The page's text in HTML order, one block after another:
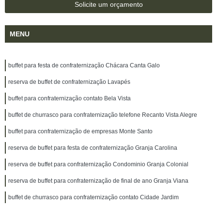
Solicite um orçamento
MENU
buffet para festa de confraternização Chácara Canta Galo
reserva de buffet de confraternização Lavapés
buffet para confraternização contato Bela Vista
buffet de churrasco para confraternização telefone Recanto Vista Alegre
buffet para confraternização de empresas Monte Santo
reserva de buffet para festa de confraternização Granja Carolina
reserva de buffet para confraternização Condominio Granja Colonial
reserva de buffet para confraternização de final de ano Granja Viana
buffet de churrasco para confraternização contato Cidade Jardim